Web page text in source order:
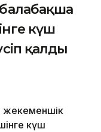
күш
қалды
жекеменшік
күш